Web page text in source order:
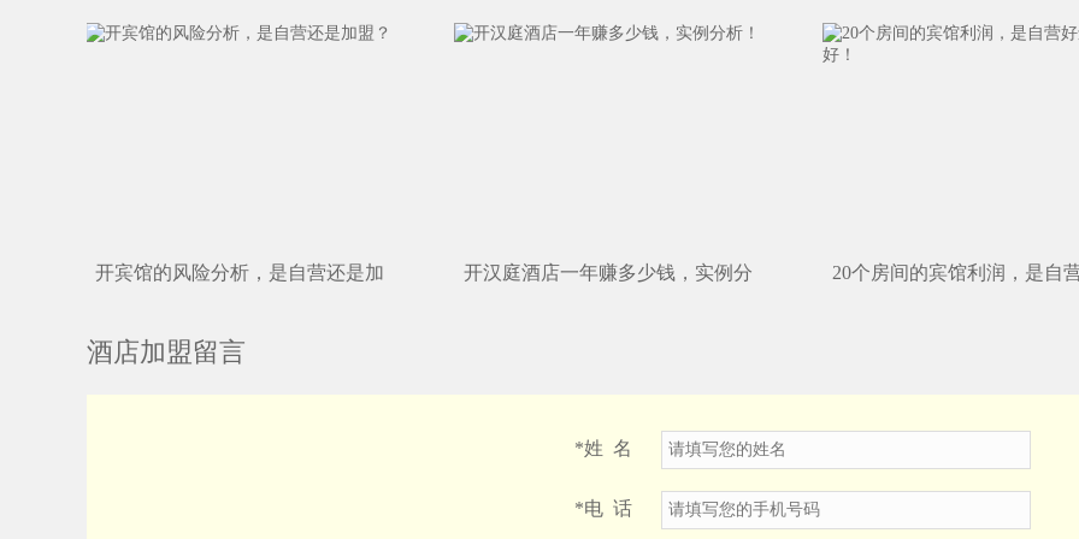
店不赚钱，为什么开发商喜欢做
开宾馆的风险分析，是自营还是加 开汉庭酒店一年赚多少钱，实例分 20个房间的宾馆利润，是自
酒店加盟留言
*姓 名
*电 话